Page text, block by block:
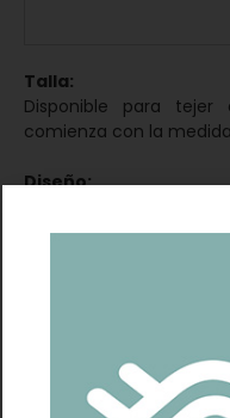
Talla:
Disponible para
comienza con la
Diseño:
Es un modelo de
laterales y frontal,
Si lo quieres tejer sin
que te sientas cómoda